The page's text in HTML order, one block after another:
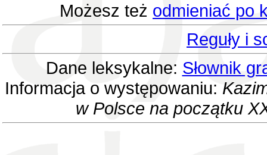
Możesz też odmieniać po
Reguły i
Dane leksykalne: Słownik
Informacja o występowaniu:
w Polsce na początku